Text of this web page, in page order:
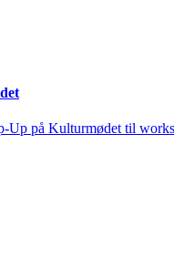
på Kulturmødet til